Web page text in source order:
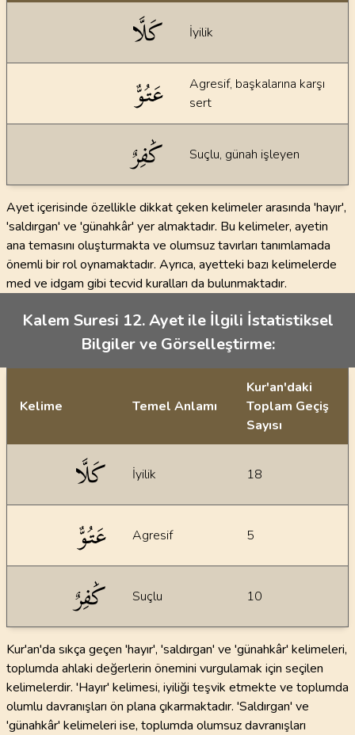
كَلَّا İyilik
عَتُوٌّ
Agresif, başkalarına karşı
sert
كَٰفِرٌ Suçlu, günah işleyen
Ayet içerisinde özellikle dikkat çeken kelimeler arasında 'hayır',
'saldırgan' ve 'günahkâr' yer almaktadır. Bu kelimeler, ayetin
ana temasını oluşturmakta ve olumsuz tavırları tanımlamada
önemli bir rol oynamaktadır. Ayrıca, ayetteki bazı kelimelerde
med ve idgam gibi tecvid kuralları da bulunmaktadır.
Kalem Suresi 12. Ayet ile İlgili İstatistiksel
Bilgiler ve Görselleştirme:
Kelime Temel Anlamı
Kur'an'daki
Toplam Geçiş
Sayısı
كَلَّا İyilik 18
عَتُوٌّ Agresif 5
كَٰفِرٌ Suçlu 10
Kur'an'da sıkça geçen 'hayır', 'saldırgan' ve 'günahkâr' kelimeleri,
toplumda ahlaki değerlerin önemini vurgulamak için seçilen
kelimelerdir. 'Hayır' kelimesi, iyiliği teşvik etmekte ve toplumda
olumlu davranışları ön plana çıkarmaktadır. 'Saldırgan' ve
'günahkâr' kelimeleri ise, toplumda olumsuz davranışları